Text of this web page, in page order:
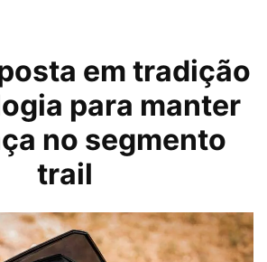
em tradição
para manter
no segmento
trail